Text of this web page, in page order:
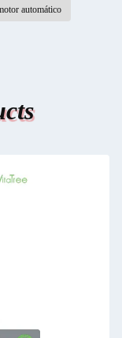
automático